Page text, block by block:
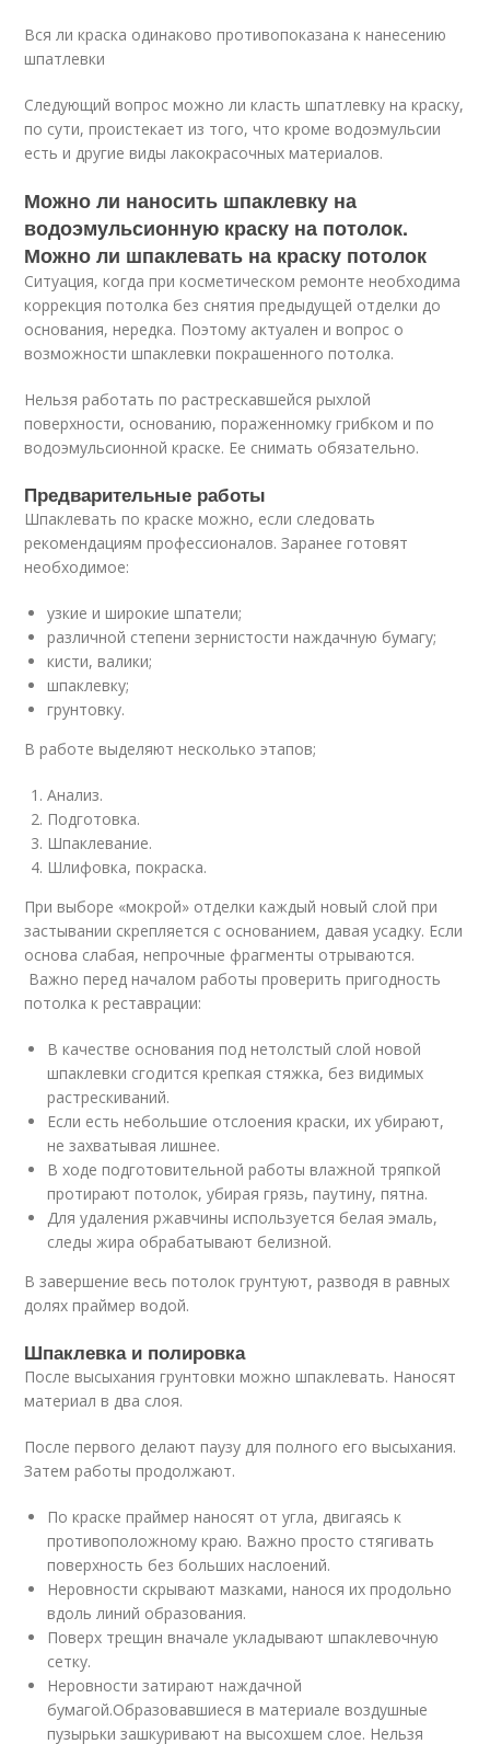
Вся ли краска одинаково противопоказана к нанесению
шпатлевки
Следующий вопрос можно ли класть шпатлевку на краску,
по сути, проистекает из того, что кроме водоэмульсии
есть и другие виды лакокрасочных материалов.
Можно ли наносить шпаклевку на
водоэмульсионную краску на потолок.
Можно ли шпаклевать на краску потолок
Ситуация, когда при косметическом ремонте необходима
коррекция потолка без снятия предыдущей отделки до
основания, нередка. Поэтому актуален и вопрос о
возможности шпаклевки покрашенного потолка.
Нельзя работать по растрескавшейся рыхлой
поверхности, основанию, пораженномку грибком и по
водоэмульсионной краске. Ее снимать обязательно.
Предварительные работы
Шпаклевать по краске можно, если следовать
рекомендациям профессионалов. Заранее готовят
необходимое:
узкие и широкие шпатели;
различной степени зернистости наждачную бумагу;
кисти, валики;
шпаклевку;
грунтовку.
В работе выделяют несколько этапов;
Анализ.
Подготовка.
Шпаклевание.
Шлифовка, покраска.
При выборе «мокрой» отделки каждый новый слой при
застывании скрепляется с основанием, давая усадку. Если
основа слабая, непрочные фрагменты отрываются.
Важно перед началом работы проверить пригодность
потолка к реставрации:
В качестве основания под нетолстый слой новой
шпаклевки сгодится крепкая стяжка, без видимых
растрескиваний.
Если есть небольшие отслоения краски, их убирают,
не захватывая лишнее.
В ходе подготовительной работы влажной тряпкой
протирают потолок, убирая грязь, паутину, пятна.
Для удаления ржавчины используется белая эмаль,
следы жира обрабатывают белизной.
В завершение весь потолок грунтуют, разводя в равных
долях праймер водой.
Шпаклевка и полировка
После высыхания грунтовки можно шпаклевать. Наносят
материал в два слоя.
После первого делают паузу для полного его высыхания.
Затем работы продолжают.
По краске праймер наносят от угла, двигаясь к
противоположному краю. Важно просто стягивать
поверхность без больших наслоений.
Неровности скрывают мазками, нанося их продольно
вдоль линий образования.
Поверх трещин вначале укладывают шпаклевочную
сетку.
Неровности затирают наждачной
бумагой.Образовавшиеся в материале воздушные
пузырьки зашкуривают на высохшем слое. Нельзя